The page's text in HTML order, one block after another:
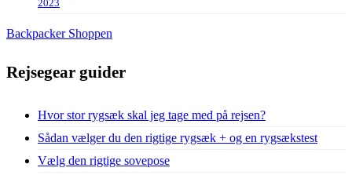
2023
Backpacker Shoppen
Rejsegear guider
Hvor stor rygsæk skal jeg tage med på rejsen?
Sådan vælger du den rigtige rygsæk + og en rygsækstest
Vælg den rigtige sovepose